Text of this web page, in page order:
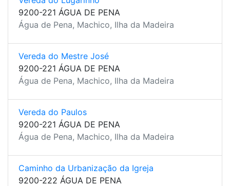
9200-221 ÁGUA DE PENA
Água de Pena, Machico, Ilha da Madeira
Vereda do Mestre José
9200-221 ÁGUA DE PENA
Água de Pena, Machico, Ilha da Madeira
Vereda do Paulos
9200-221 ÁGUA DE PENA
Água de Pena, Machico, Ilha da Madeira
Caminho da Urbanização da Igreja
9200-222 ÁGUA DE PENA